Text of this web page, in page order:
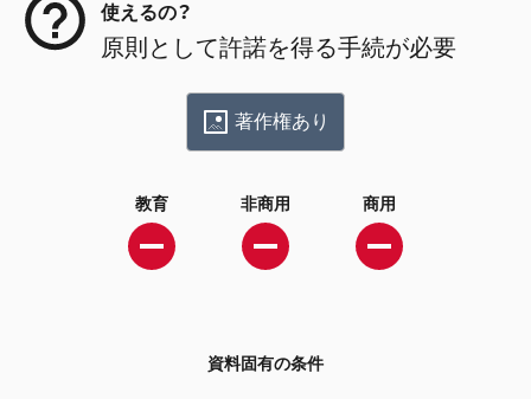
使えるの？
原則として許諾を得る手続が必要
著作権あり
教育 非商用 商用
資料固有の条件